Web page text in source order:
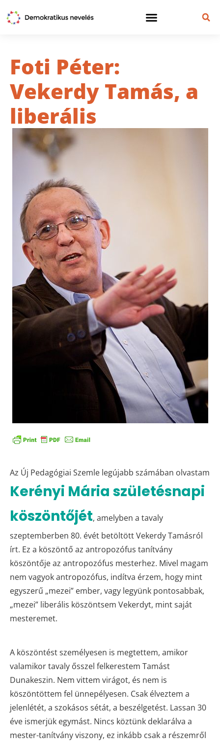
Foti Péter:
Vekerdy Tamás, a
liberális
Az Új Pedagógiai Szemle legújabb számában olvastam
Kerényi Mária születésnapi
köszöntőjét, amelyben a tavaly
szeptemberben 80. évét betöltött Vekerdy Tamásról
írt. Ez a köszöntő az antropozófus tanítvány
köszöntője az antropozófus mesterhez. Mivel magam
nem vagyok antropozófus, indítva érzem, hogy mint
egyszerű „mezei” ember, vagy legyünk pontosabbak,
„mezei” liberális köszöntsem Vekerdyt, mint saját
mesteremet.
A köszöntést személyesen is megtettem, amikor
valamikor tavaly ősszel felkerestem Tamást
Dunakeszin. Nem vittem virágot, és nem is
köszöntöttem fel ünnepélyesen. Csak élveztem a
jelenlétét, a szokásos sétát, a beszélgetést. Lassan 30
éve ismerjük egymást. Nincs köztünk deklarálva a
mester-tanítvány viszony, ez inkább csak a részemről